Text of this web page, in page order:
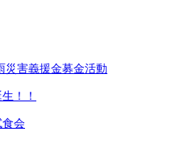
災害義援金募金活動
！！
会